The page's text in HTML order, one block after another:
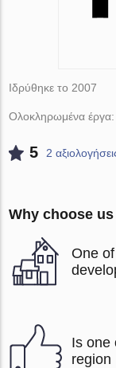
Ιδρύθηκε το 2007
Ολοκληρωμένα έργα:
5 2
Why choose us
One
Is one
region